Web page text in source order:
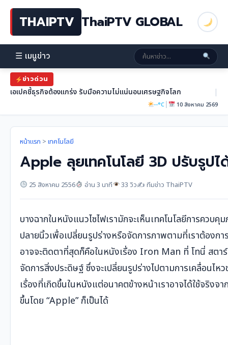
THAIPTV ThaiPTV GLOBAL
☰ เมนูข่าว
ข่าวด่วน
เอเปคชี้ธุรกิจต้องแกร่ง รับมือความไม่แน่นอนเศรษฐกิจโลก |
--°C| 10 สิงหาคม 2569
หน้าแรก > เทคโนโลยี
Apple ลุยเทคโนโลยี 3D ปรับรูปไ
25 สิงหาคม 2556 อ่าน 3 นาที 33 วิว✍️ ทีมข่าว ThaiPTV
บางฉากในหนังแนวไซไฟเรามักจะเห็นเทคโนโลยีการควบ
ปลายนิ้วเพื่อเปลี่ยนรูปร่างหรือจัดการภาพตามที่เราต้องก
อาจจะติดตาที่สุดก็คือในหนังเรื่อง Iron Man ที่ โทนี่ สตาร์
จัดการสิ่งประดิษฐ์ ซึ่งจะเปลี่ยนรูปร่างไปตามการเคลื่อนไห
เรื่องที่เกิดขึ้นในหนังแต่อนาคตข้างหน้าเราอาจได้ใช้จริงจ
ขึ้นโดย “Apple” ก็เป็นได้